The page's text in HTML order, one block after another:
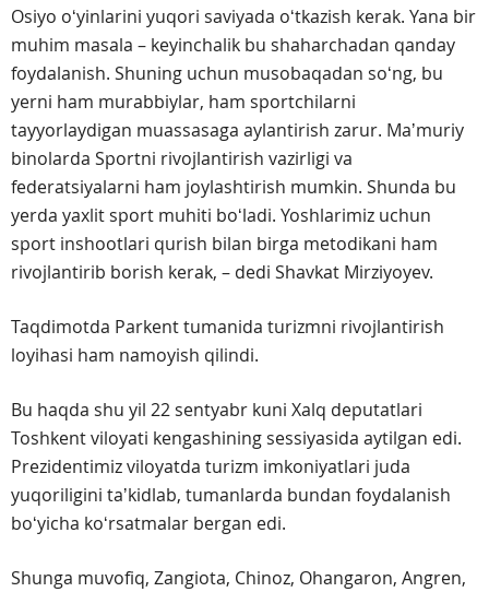
Osiyo oʻyinlarini yuqori saviyada oʻtkazish kerak. Yana bir
muhim masala – keyinchalik bu shaharchadan qanday
foydalanish. Shuning uchun musobaqadan soʻng, bu
yerni ham murabbiylar, ham sportchilarni
tayyorlaydigan muassasaga aylantirish zarur. Maʼmuriy
binolarda Sportni rivojlantirish vazirligi va
federatsiyalarni ham joylashtirish mumkin. Shunda bu
yerda yaxlit sport muhiti boʻladi. Yoshlarimiz uchun
sport inshootlari qurish bilan birga metodikani ham
rivojlantirib borish kerak, – dedi Shavkat Mirziyoyev.
Taqdimotda Parkent tumanida turizmni rivojlantirish
loyihasi ham namoyish qilindi.
Bu haqda shu yil 22 sentyabr kuni Xalq deputatlari
Toshkent viloyati kengashining sessiyasida aytilgan edi.
Prezidentimiz viloyatda turizm imkoniyatlari juda
yuqoriligini taʼkidlab, tumanlarda bundan foydalanish
boʻyicha koʻrsatmalar bergan edi.
Shunga muvofiq, Zangiota, Chinoz, Ohangaron, Angren,